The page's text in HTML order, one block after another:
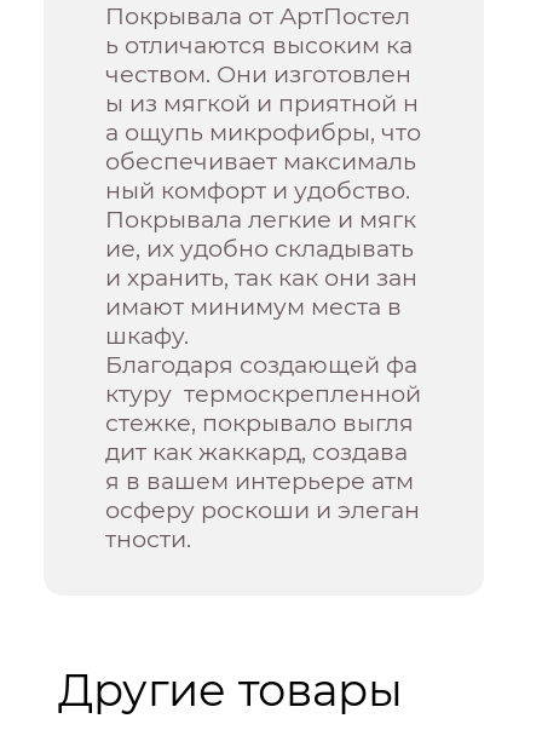
Покрывала от АртПостел
ь отличаются высоким ка
чеством. Они изготовлен
ы из мягкой и приятной н
а ощупь микрофибры, что
обеспечивает максималь
ный комфорт и удобство.
Покрывала легкие и мягк
ие, их удобно складывать
и хранить, так как они зан
имают минимум места в
шкафу.
Благодаря создающей фа
ктуру термоскрепленной
стежке, покрывало выгля
дит как жаккард, создава
я в вашем интерьере атм
осферу роскоши и элеган
тности.
Другие товары